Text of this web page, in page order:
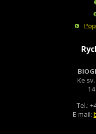
Ke
Tel.:
E-mail: